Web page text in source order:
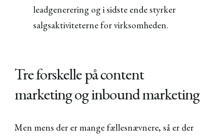
leadgenerering og i sidste ende styrker
salgsaktiviteterne for virksomheden.
Tre forskelle på content
marketing og inbound marketing
Men mens der er mange fællesnævnere, så er der